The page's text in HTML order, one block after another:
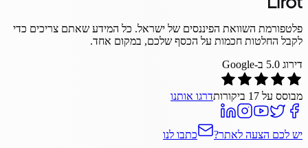
פלטפורמת השוואת הפיננסים של ישראל. כל המידע שאתם צריכים כדי
לקבל החלטות חכמות על הכסף שלכם, במקום אחד.
דירוג 5.0 ב-Google
מבוסס על 17 ביקורותדרגו אותנו
יש לכם הצעה לאתר? כתבו לנו